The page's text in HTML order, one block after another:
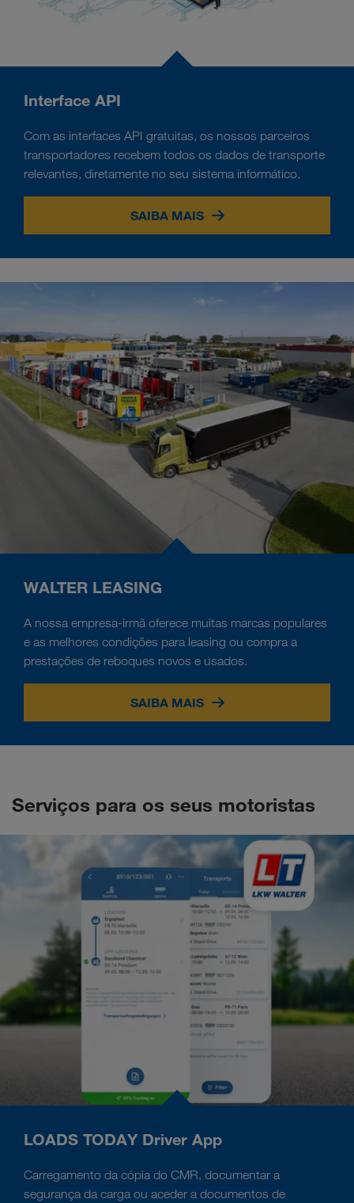
Interface API
Com as interfaces API gratuitas, os nossos parceiros
transportadores recebem todos os dados de transporte
relevantes, diretamente no seu sistema informático.
SAIBA MAIS
WALTER LEASING
A nossa empresa-irmã oferece muitas marcas populares
e as melhores condições para leasing ou compra a
prestações de reboques novos e usados.
SAIBA MAIS
Serviços para os seus motoristas
LOADS TODAY Driver App
Carregamento da cópia do CMR, documentar a
segurança da carga ou aceder a documentos de